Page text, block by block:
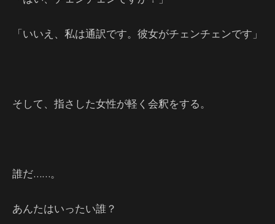
「いいえ、私は通訳です。彼女がチェンチェンです」
そして、指さした女性が軽く会釈をする。
誰だ……。
あんたはいったい誰？